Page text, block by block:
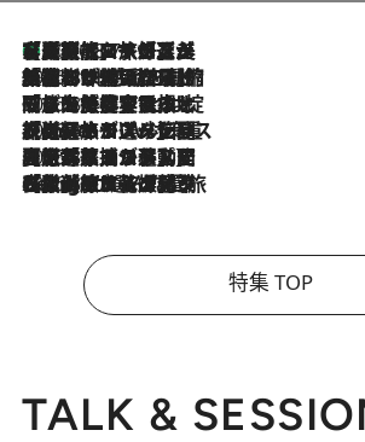
2026.8.7
【厳選旅コスメ】「多機能アイテムがメイン！」旅好き美容エディターが選んだ夏旅ベストコスメを発表【Mサイズジップ】
2026.8.6
「荷物が増えるほど旅ストレスは増す」美容ジャーナリストがたどり着いた最終結論。“化粧品を劇的に減らす”感動の凝縮美容とは
2026.8.6
「旅先には金髪ウィッグを持参」日本と同じメイクでは損してる!? 美容ジャーナリストが提案する“掟破りの旅美容”とは
2026.8.6
【厳選旅コスメ】「身軽さ＆UV対策重視！」ヘアアーティストshucoが選んだ夏旅ベストコスメを発表【Mサイズジップ】
2026.8.5
【厳選旅コスメ】国内をあちこち移動する河井菜摘が選んだ夏旅ベストコスメ発表！「リラックスアイテムはマスト」【Mサイズジップ】
2026.8.4
【厳選旅コスメ】「紫外線＆乾燥対策しながらメイク感も！」ヘア＆メイクGeorgeが選んだ夏旅ベストコスメを発表！【Mサイズジップ】
特集 TOP
TALK &